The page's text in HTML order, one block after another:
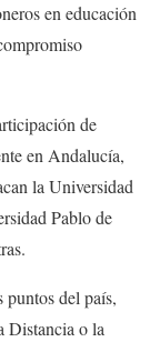
en educación
de
en Andalucía,
la Universidad
Pablo de
puntos del país,
Distancia o la